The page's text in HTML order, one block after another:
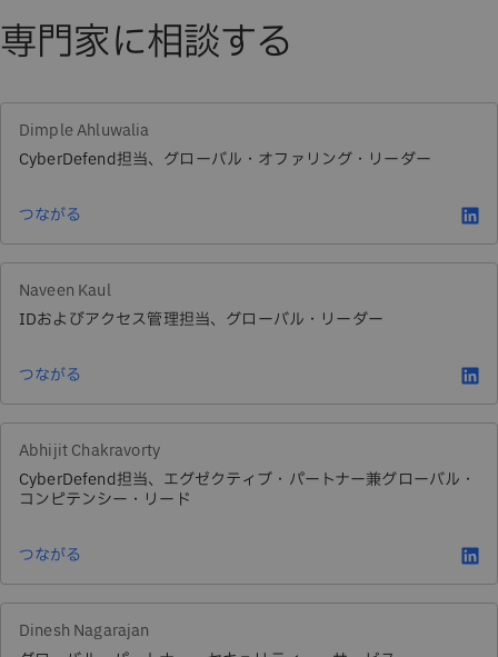
専門家に相談する
Dimple Ahluwalia
CyberDefend担当、グローバル・オファリング・リーダー
つながる
Naveen Kaul
IDおよびアクセス管理担当、グローバル・リーダー
つながる
Abhijit Chakravorty
CyberDefend担当、エグゼクティブ・パートナー兼グローバル・
コンピテンシー・リード
つながる
Dinesh Nagarajan